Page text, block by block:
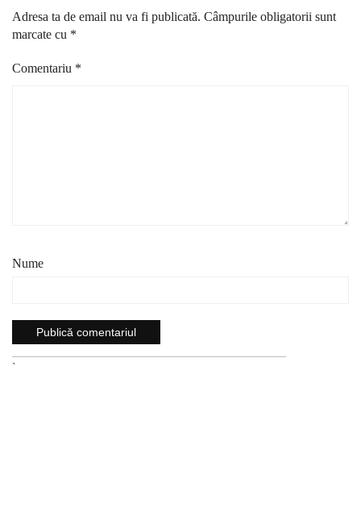
Adresa ta de email nu va fi publicată. Câmpurile obligatorii sunt
marcate cu *
Comentariu *
Nume
`